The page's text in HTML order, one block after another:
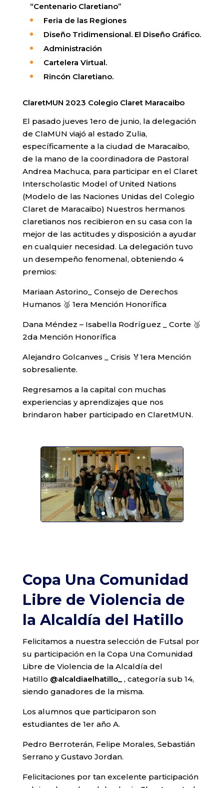
“Centenario Claretiano”
Feria de las Regiones
Diseño Tridimensional. El Diseño Gráfico.
Administración
Cartelera Virtual.
Rincón Claretiano.
ClaretMUN 2023 Colegio Claret Maracaibo
El pasado jueves 1ero de junio, la delegación
de ClaMUN viajó al estado Zulia,
específicamente a la ciudad de Maracaibo,
de la mano de la coordinadora de Pastoral
Andrea Machuca, para participar en el Claret
Interscholastic Model of United Nations
(Modelo de las Naciones Unidas del Colegio
Claret de Maracaibo) Nuestros hermanos
claretianos nos recibieron en su casa con la
mejor de las actitudes y disposición a ayudar
en cualquier necesidad. La delegación tuvo
un desempeño fenomenal, obteniendo 4
premios:
Mariaan Astorino_ Consejo de Derechos
Humanos 🥈 1era Mención Honorífica
Dana Méndez – Isabella Rodríguez _ Corte 🥉
2da Mención Honorífica
Alejandro Golcanves _ Crisis 🏅1era Mención
sobresaliente.
Regresamos a la capital con muchas
experiencias y aprendizajes que nos
brindaron haber participado en ClaretMUN.
Copa Una Comunidad
Libre de Violencia de
la Alcaldía del Hatillo
Felicitamos a nuestra selección de Futsal por
su participación en la Copa Una Comunidad
Libre de Violencia de la Alcaldía del
Hatillo @alcaldiaelhatillo_, categoría sub 14,
siendo ganadores de la misma.
Los alumnos que participaron son
estudiantes de 1er año A.
Pedro Berroterán, Felipe Morales, Sebastián
Serrano y Gustavo Jordan.
Felicitaciones por tan excelente participación